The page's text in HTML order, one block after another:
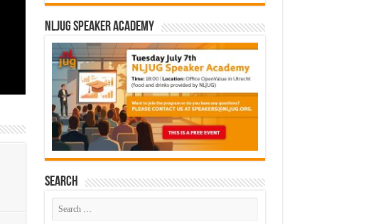
NLJUG Speaker Academy
Search